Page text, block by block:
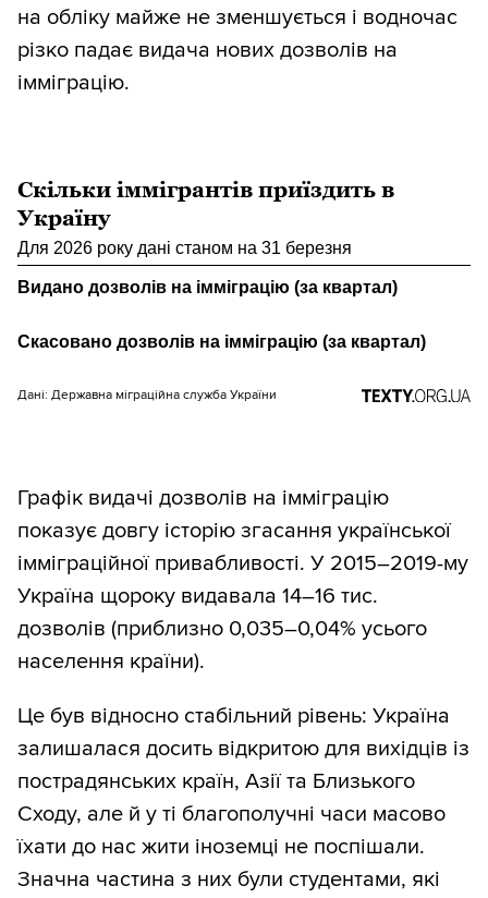
на обліку майже не зменшується і водночас
різко падає видача нових дозволів на
імміграцію.
Скільки іммігрантів приїздить в
Україну
Для 2026 року дані станом на 31 березня
Видано дозволів на імміграцію (за квартал)
Скасовано дозволів на імміграцію (за квартал)
Дані: Державна міграційна служба України
Графік видачі дозволів на імміграцію
показує довгу історію згасання української
імміграційної привабливості. У 2015–2019-му
Україна щороку видавала 14–16 тис.
дозволів (приблизно 0,035–0,04% усього
населення країни).
Це був відносно стабільний рівень: Україна
залишалася досить відкритою для вихідців із
пострадянських країн, Азії та Близького
Сходу, але й у ті благополучні часи масово
їхати до нас жити іноземці не поспішали.
Значна частина з них були студентами, які